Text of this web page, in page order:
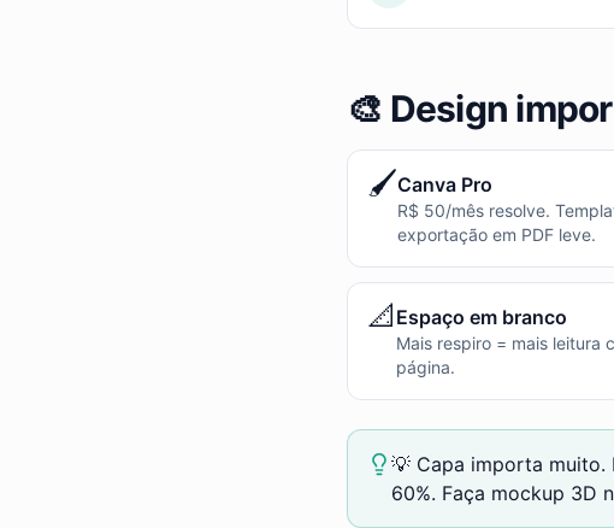
🎨 Design
🖌️Canva Pro
R$ 50/mês resolve.
exportação em PDF leve.
📐 Espaço em branco
Mais respiro = mais leitura
página.
💡 Capa importa muito.
60%. Faça mockup 3D